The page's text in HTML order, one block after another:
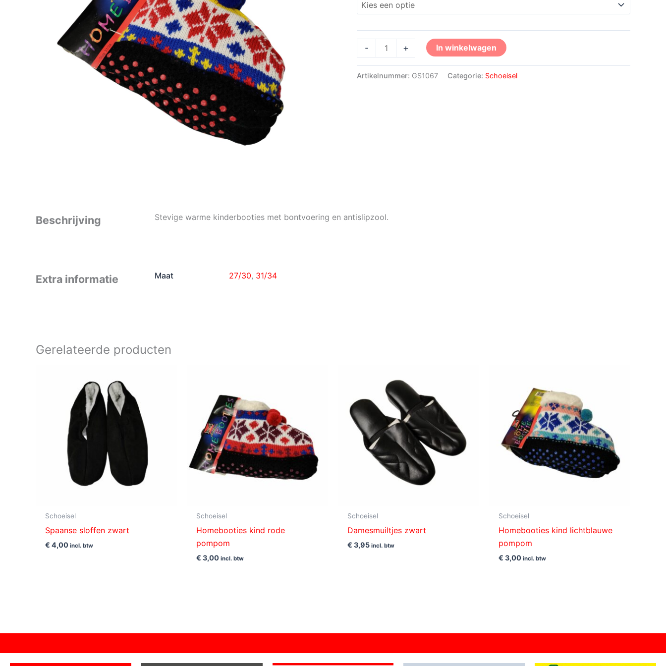
- + In winkelwagen
Artikelnummer: GS1067 Categorie: Schoeisel
Beschrijving Stevige warme kinderbooties met bontvoering en antislipzool.
Extra informatie Maat 27/30, 31/34
Gerelateerde producten
Schoeisel
Spaanse sloffen zwart
€ 4,00 incl. btw
Schoeisel
Homebooties kind rode
pompom
€ 3,00 incl. btw
Schoeisel
Damesmuiltjes zwart
€ 3,95 incl. btw
Schoeisel
Homebooties kind lichtblauwe
pompom
€ 3,00 incl. btw